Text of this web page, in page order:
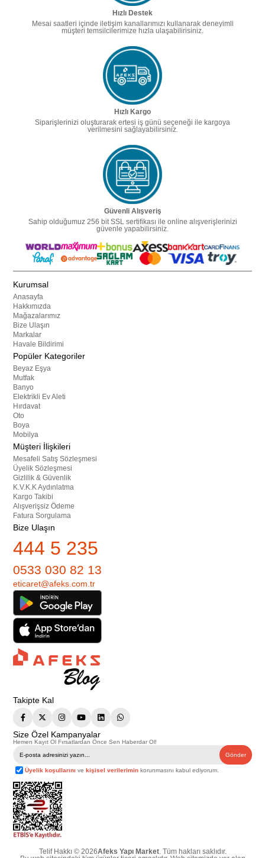
Hızlı Destek
Mesai saatleri içinde iletişim kanallarımızı kullanarak deneyimli
müşteri temsilcilerimize hızla ulaşabilirisiniz.
Hızlı Kargo
Siparişlerinizi oluşturarak ertesi iş günü seçeneği ile kargoya
verilmesini sağlayabilirsiniz.
Güvenli Alışveriş
Sahip olduğumuz 256 bit SSL sertifikası ile online alışverişlerinizi
güvenle yapabilirsiniz.
Kurumsal
Anasayfa
Hakkımızda
Mağazalarımız
Bize Ulaşın
Markalar
Havale Bildirimi
Popüler Kategoriler
Beyaz Eşya
Mutfak
Banyo
Elektrikli Ev Aleti
Hırdavat
Oto
Boya
Mobilya
Müşteri İlişkileri
Mesafeli Satış Sözleşmesi
Üyelik Sözleşmesi
Gizlilik & Güvenlik
K.V.K.K Aydınlatma
Kargo Takibi
Alışverişsiz Ödeme
Fatura Sorgulama
Bize Ulaşın
444 5 235
0533 030 82 13
eticaret@afeks.com.tr
Takipte Kal
Size Özel Kampanyalar
Hemen Kayıt Ol Fırsatlardan Önce Sen Haberdar Ol!
Gönder
Üyelik koşullarını vekişisel verilerimin korunmasını kabul ediyorum.
Telif Hakkı © 2026Afeks Yapı Market. Tüm hakları saklıdır.